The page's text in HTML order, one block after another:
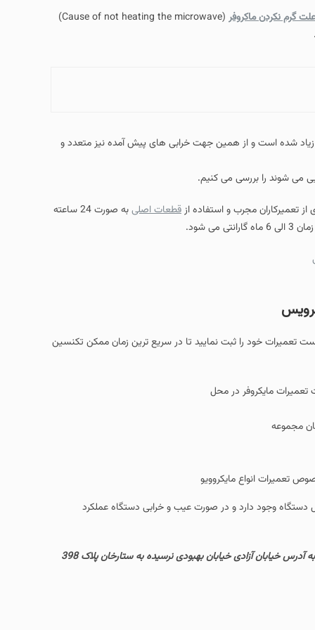
(Cause of not heating the microwave)
جهت خرابی های پیش آمده نیز متعدد و
کنیم.
قطعات اصلی به صورت 24 ساعته
نمایید تا در سریع ترین زمان ممکن تکنسین
محل
صورت عیب و خرابی دستگاه عملکرد
به منظور مراجعه حضوری به کارگاه مرکزی مجموعه پیشتاز سرویس با هماهنگی قبلی به آدرس خیابان آزادی خیابان بهبودی نرسیده به ستارخان پلاک 398